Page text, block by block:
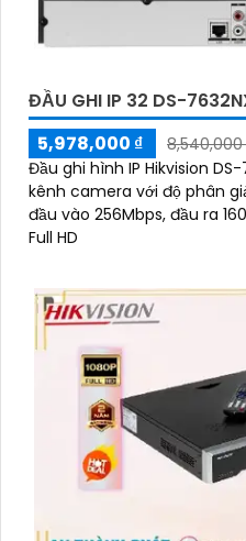
ĐẦU GHI IP 32 DS-
5,978,000 ₫
8,540,000
Đầu ghi hình IP Hikvision
kênh camera với độ phân giải lên tới
đầu vào 256Mbps, đầu ra
Full HD